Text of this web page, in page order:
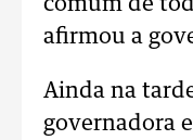
comum de
afirmou a
Ainda na
governadora